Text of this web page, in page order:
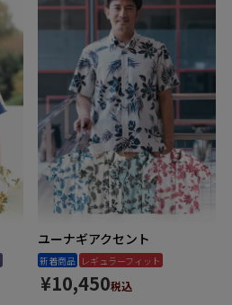
ユーナギアクセント
新着商品 レギュラーフィット
¥10,450税込